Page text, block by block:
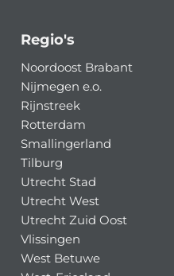
Regio's
Noordoost Brabant
Nijmegen e.o.
Rijnstreek
Rotterdam
Smallingerland
Tilburg
Utrecht Stad
Utrecht West
Utrecht Zuid Oost
Vlissingen
West Betuwe